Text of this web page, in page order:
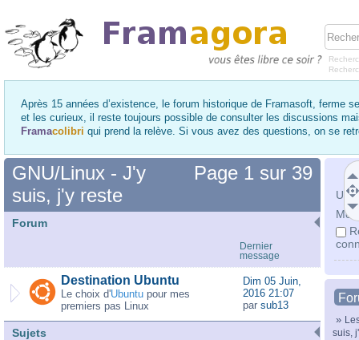
Après 15 années d’existence, le forum historique de Framasoft, ferme
et les curieux, il reste toujours possible de consulter les discussions
Framacolibri qui prend la relève. Si vous avez des questions, on se
Mot
»
suis,
Page 1 sur 39
GNU/Linux - J'y
suis, j'y reste
Forum
Dernier
message
Destination Ubuntu
Le choix d'Ubuntu pour mes
premiers pas Linux
Dim 05 Juin,
2016 21:07
par sub13
Sujets